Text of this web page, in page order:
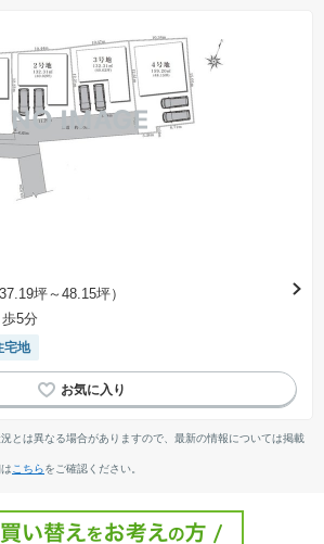
坪～48.15坪）
5分
宅地
とは異なる場合がありますので、最新の情報については掲載
こちらをご確認ください。